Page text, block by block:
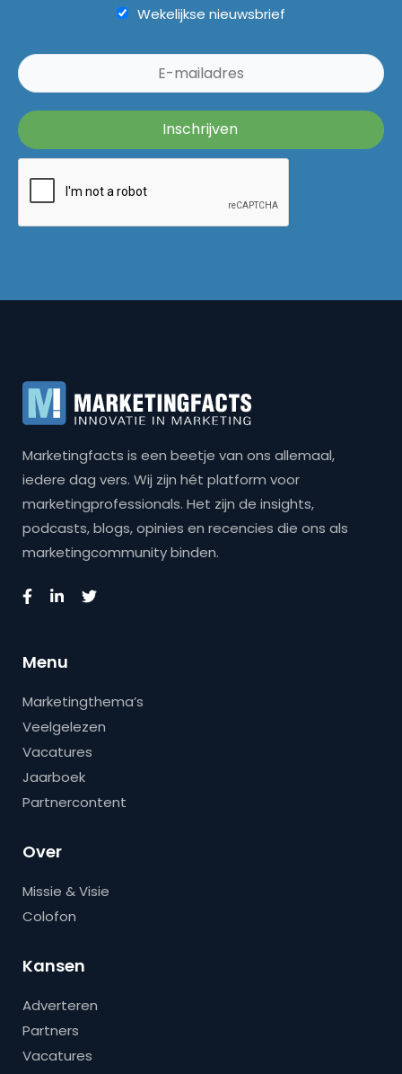
Wekelijkse nieuwsbrief
Marketingfacts is een beetje van ons allemaal,
iedere dag vers. Wij zijn hét platform voor
marketingprofessionals. Het zijn de insights,
podcasts, blogs, opinies en recencies die ons als
marketingcommunity binden.
Menu
Marketingthema’s
Veelgelezen
Vacatures
Jaarboek
Partnercontent
Over
Missie & Visie
Colofon
Kansen
Adverteren
Partners
Vacatures